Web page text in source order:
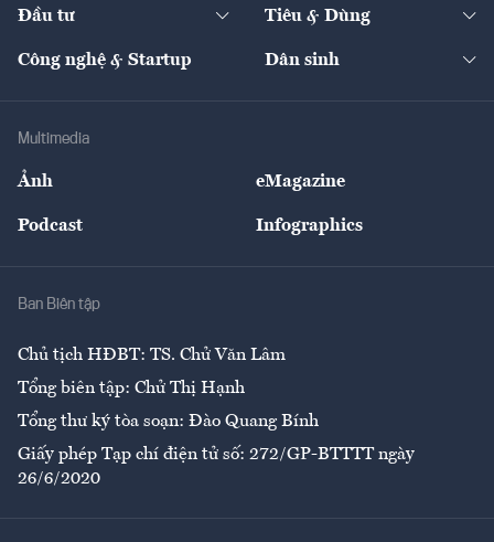
Quản trị số
Tư vấn
Thị trường
Nông sản
Đầu tư Tiêu & Dùng
Giải trí
Công nghệ & Startup Dân sinh
Multimedia
Ảnh eMagazine
Podcast Infographics
Ban Biên tập
Chủ tịch HĐBT: TS. Chử Văn Lâm
Tổng biên tập: Chử Thị Hạnh
Tổng thư ký tòa soạn: Đào Quang Bính
Giấy phép Tạp chí điện tử số: 272/GP-BTTTT ngày
26/6/2020